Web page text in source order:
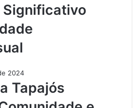
Significativo
2024
Tapajós